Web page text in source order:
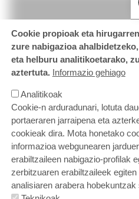
ORRI-OINAGurekin lan egin nahi
Cookien politika
Cookie propioak eta
zure nabigazioa
eta helburu analitikoetarako,
aztertuta. Informazio gehiago
Analitikoak
Cookie-n arduradunari, lotuta
portaeraren jarraipena eta
cookieak dira. Mota honetako
informazioa webgunearen
erabiltzaileen nabigazio-profilak
zerbitzuaren erabiltzaileek
analisiaren arabera hobekuntzak